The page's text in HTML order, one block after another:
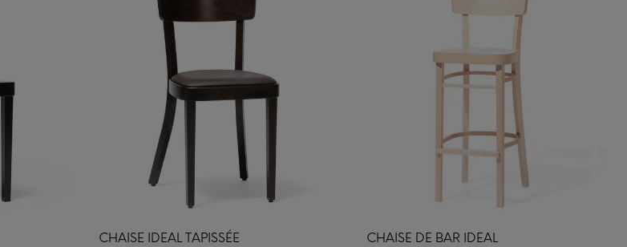
CHAISE IDEAL TAPISSÉE CHAISE DE BAR IDEAL